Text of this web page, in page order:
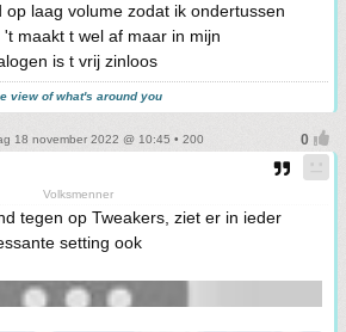
op laag volume zodat ik ondertussen
maakt t wel af maar in mijn
is t vrij zinloos
view of what's around you
18 november 2022 @ 10:45 • 200
Volksmenner
tegen op Tweakers, ziet er in ieder
setting ook